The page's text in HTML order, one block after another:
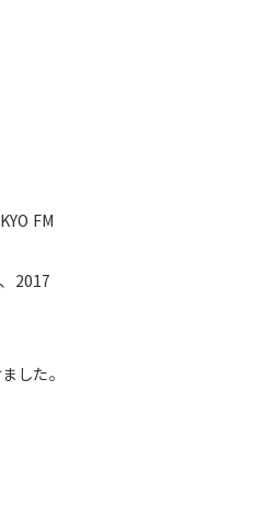
FM
2017
した。